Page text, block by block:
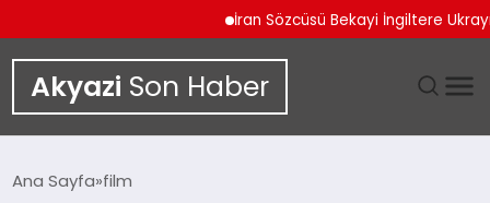
İran Sözcüsü Bekayi İngiltere
Akyazi Son Haber
Ana Sayfa film